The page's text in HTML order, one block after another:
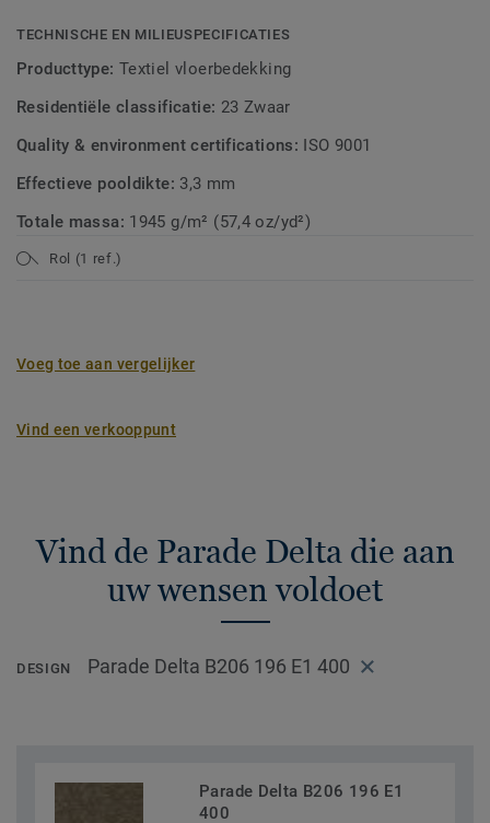
TECHNISCHE EN MILIEUSPECIFICATIES
Producttype: Textiel vloerbedekking
Residentiële classificatie: 23 Zwaar
Quality & environment certifications: ISO 9001
Effectieve pooldikte: 3,3 mm
Totale massa: 1945 g/m² (57,4 oz/yd²)
Rol (1 ref.)
Voeg toe aan vergelijker
Vind een verkooppunt
Vind de Parade Delta die aan
uw wensen voldoet
DESIGN Parade Delta B206 196 E1 400
Parade Delta B206 196 E1
400